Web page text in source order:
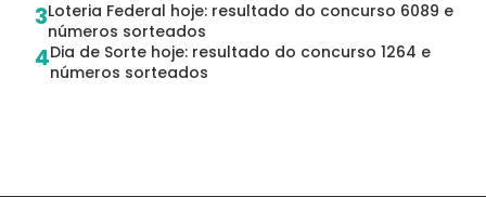
3Loteria Federal hoje: resultado do concurso 6089 e
números sorteados
4Dia de Sorte hoje: resultado do concurso 1264 e
números sorteados